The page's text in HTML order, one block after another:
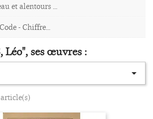
et alentours ...
- Chiffre...
Léo", ses œuvres :
